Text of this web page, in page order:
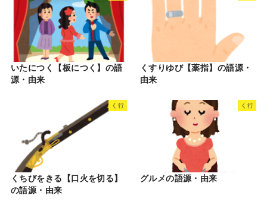
いたにつく【板につく】の語
源・由来
くすりゆび【薬指】の語源・
由来
く行
くちびをきる【口火を切る】
の語源・由来
く行
グルメの語源・由来